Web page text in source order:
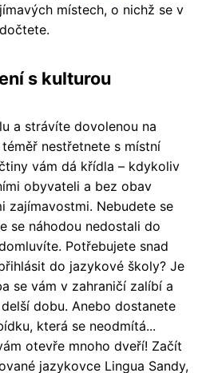
místech, o nichž se v
s kulturou
a strávíte dovolenou na
nestřetnete s místní
vám dá křídla – kdykoliv
obyvateli a bez obav
zajímavostmi. Nebudete se
se náhodou nedostali do
Potřebujete snad
do jazykové školy? Je
se vám v zahraničí zalíbí a
dobu. Anebo dostanete
která se neodmítá...
otevře mnoho dveří! Začít
jazykovce Lingua Sandy,